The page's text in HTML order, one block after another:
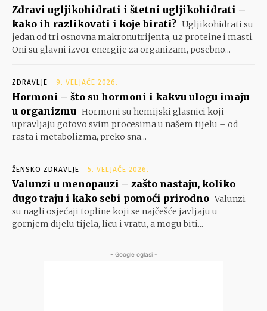
Zdravi ugljikohidrati i štetni ugljikohidrati –
kako ih razlikovati i koje birati? Ugljikohidrati su
jedan od tri osnovna makronutrijenta, uz proteine i masti.
Oni su glavni izvor energije za organizam, posebno...
ZDRAVLJE 9. VELJAČE 2026.
Hormoni – što su hormoni i kakvu ulogu imaju
u organizmu Hormoni su hemijski glasnici koji
upravljaju gotovo svim procesima u našem tijelu – od
rasta i metabolizma, preko sna...
ŽENSKO ZDRAVLJE 5. VELJAČE 2026.
Valunzi u menopauzi – zašto nastaju, koliko
dugo traju i kako sebi pomoći prirodno Valunzi
su nagli osjećaji topline koji se najčešće javljaju u
gornjem dijelu tijela, licu i vratu, a mogu biti...
- Google oglasi -